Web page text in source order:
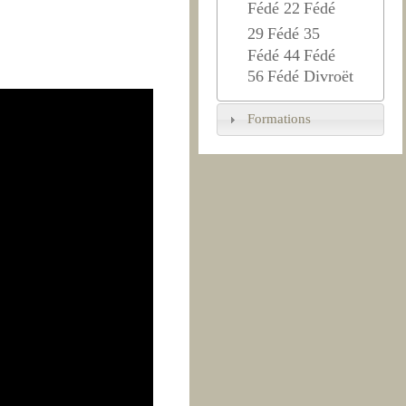
Fédé 22 Fédé
29 Fédé 35
Fédé 44 Fédé
56 Fédé Divroët
Formations